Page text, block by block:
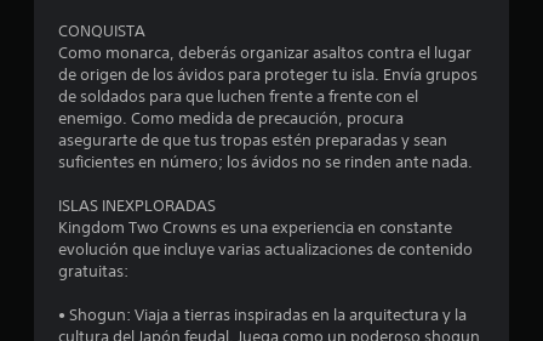
f
c
c
o
CONQUISTA
Como monarca, deberás organizar asaltos contra el lugar
de origen de los ávidos para proteger tu isla. Envía grupos
de soldados para que luchen frente a frente con el
enemigo. Como medida de precaución, procura
asegurarte de que tus tropas estén preparadas y sean
suficientes en número; los ávidos no se rinden ante nada.
ISLAS INEXPLORADAS
Kingdom Two Crowns es una experiencia en constante
evolución que incluye varias actualizaciones de contenido
gratuitas:
• Shogun: Viaja a tierras inspiradas en la arquitectura y la